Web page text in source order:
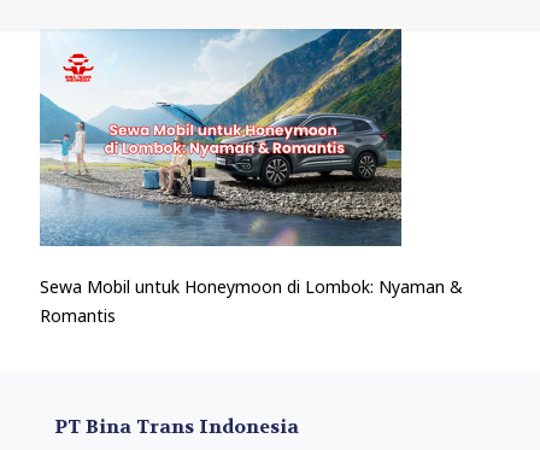
Sewa Mobil untuk Honeymoon di Lombok: Nyaman &
Romantis
PT Bina Trans Indonesia